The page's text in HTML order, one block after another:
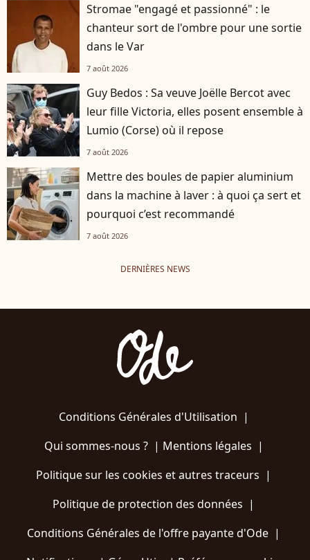
Stromae "engagé et passionné" : le
chanteur sort de l'ombre pour une sortie
dans le Var
7 août 2026
Guy Bedos : Sa veuve Joëlle Bercot avec
leur fille Victoria, elles posent ensemble à
Lumio (Corse) où il repose
7 août 2026
Mettre des boules de papier aluminium
dans la machine à laver : à quoi ça sert et
pourquoi c’est recommandé
7 août 2026
DERNIÈRES NEWS
Conditions Générales d'Utilisation |
Qui sommes-nous ?| Mentions légales |
Politique sur les cookies et autres traceurs |
Politique de protection des données |
Conditions Générales de l'offre payante d'Ode |